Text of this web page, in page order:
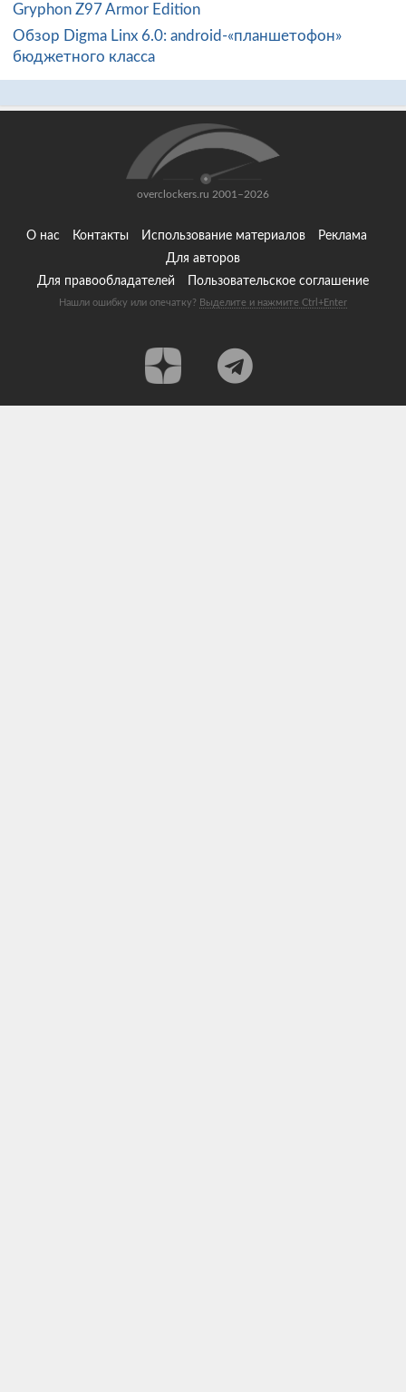
Gryphon Z97 Armor Edition
Обзор Digma Linx 6.0: android-«планшетофон»
бюджетного класса
overclockers.ru 2001–2026
О нас Контакты Использование материалов
Реклама
Для авторов
Для правообладателей
Пользовательское соглашение
Нашли ошибку или опечатку? Выделите и нажмите Ctrl+Enter